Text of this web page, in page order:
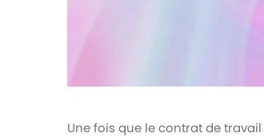
Une fois que le contrat de